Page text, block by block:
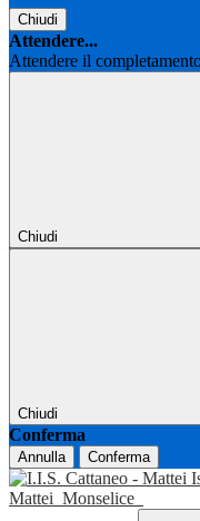
Chiudi
Attendere...
Attendere il
Chiudi
Chiudi
Conferma
Annulla Conferma
Mattei Monselice